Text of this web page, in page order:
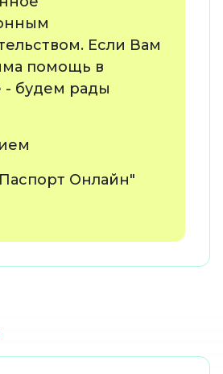
Если Вам
помощь в
- будем рады
Онлайн"